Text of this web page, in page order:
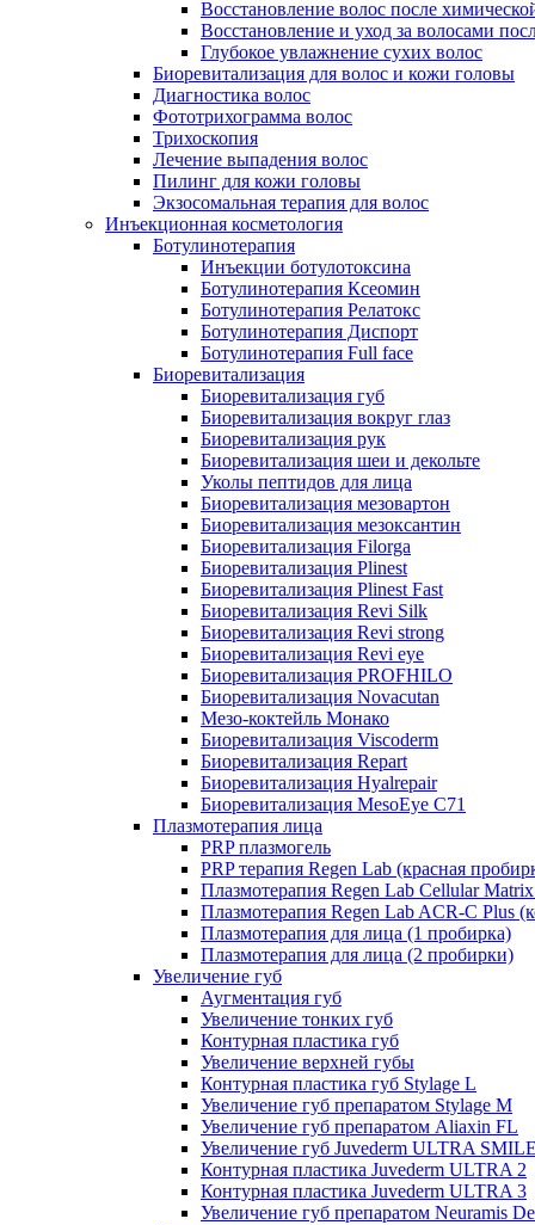
Восстановление волос после
Восстановление и уход за волосами
Глубокое увлажнение сухих волос
Биоревитализация для волос и кожи головы
Диагностика волос
Фототрихограмма волос
Трихоскопия
Лечение выпадения волос
Пилинг для кожи головы
Экзосомальная терапия для волос
Инъекционная косметология
Ботулинотерапия
Инъекции ботулотоксина
Ботулинотерапия Ксеомин
Ботулинотерапия Релатокс
Ботулинотерапия Диспорт
Ботулинотерапия Full face
Биоревитализация
Биоревитализация губ
Биоревитализация вокруг глаз
Биоревитализация рук
Биоревитализация шеи и декольте
Уколы пептидов для лица
Биоревитализация мезовартон
Биоревитализация мезоксантин
Биоревитализация Filorga
Биоревитализация Plinest
Биоревитализация Plinest Fast
Биоревитализация Revi Silk
Биоревитализация Revi strong
Биоревитализация Revi eye
Биоревитализация PROFHILO
Биоревитализация Novacutan
Мезо-коктейль Монако
Биоревитализация Viscoderm
Биоревитализация Repart
Биоревитализация Hyalrepair
Биоревитализация MesoEye C71
Плазмотерапия лица
PRP плазмогель
PRP терапия Regen Lab (красная
Плазмотерапия Regen Lab Cellular
Плазмотерапия Regen Lab ACR-C Plus
Плазмотерапия для лица (1 пробирка)
Плазмотерапия для лица (2 пробирки)
Увеличение губ
Аугментация губ
Увеличение тонких губ
Контурная пластика губ
Увеличение верхней губы
Контурная пластика губ Stylage L
Увеличение губ препаратом Stylage M
Увеличение губ препаратом Aliaxin FL
Увеличение губ Juvederm ULTRA
Контурная пластика Juvederm ULTRA 2
Контурная пластика Juvederm ULTRA 3
Увеличение губ препаратом Neuramis